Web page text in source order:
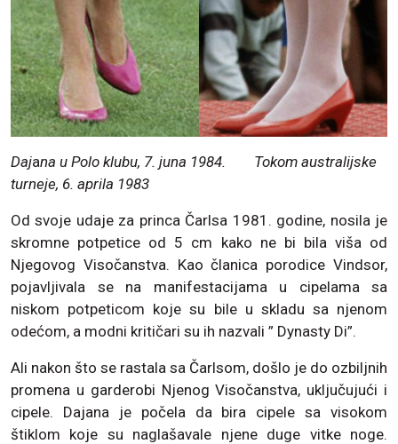
Dajana u Polo klubu, 7. juna 1984.
Tokom australijske
turneje, 6. aprila 1983
Od svoje udaje za princa Čarlsa 1981. godine, nosila je
skromne potpetice od 5 cm kako ne bi bila viša od
Njegovog Visočanstva. Kao članica porodice Vindsor,
pojavljivala se na manifestacijama u cipelama sa
niskom potpeticom koje su bile u skladu sa njenom
odećom, a modni kritičari su ih nazvali ” Dynasty Di”.
Ali nakon što se rastala sa Čarlsom, došlo je do ozbiljnih
promena u garderobi Njenog Visočanstva, uključujući i
cipele. Dajana je počela da bira cipele sa visokom
štiklom koje su naglašavale njene duge vitke noge.